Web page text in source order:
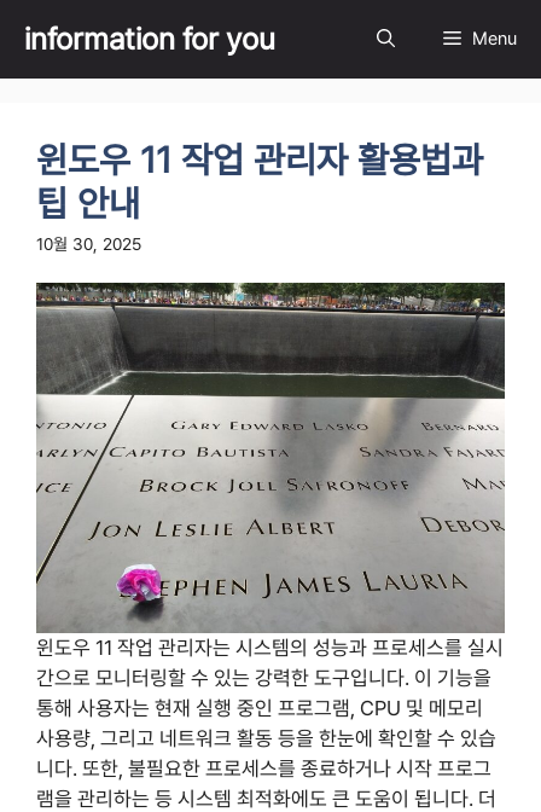
content
information for you Menu
윈도우 11 작업 관리자 활용법과
팁 안내
10월 30, 2025
윈도우 11 작업 관리자는 시스템의 성능과 프로세스를 실시
간으로 모니터링할 수 있는 강력한 도구입니다. 이 기능을
통해 사용자는 현재 실행 중인 프로그램, CPU 및 메모리
사용량, 그리고 네트워크 활동 등을 한눈에 확인할 수 있습
니다. 또한, 불필요한 프로세스를 종료하거나 시작 프로그
램을 관리하는 등 시스템 최적화에도 큰 도움이 됩니다. 더